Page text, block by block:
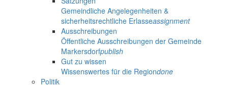
Gemeindliche Angelegenheiten &
sicherheitsrechtliche Erlasseassignment
Ausschreibungen
Öffentliche Ausschreibungen der Gemeinde
Markersdorfpublish
Gut zu wissen
Wissenswertes für die Regiondone
Politik